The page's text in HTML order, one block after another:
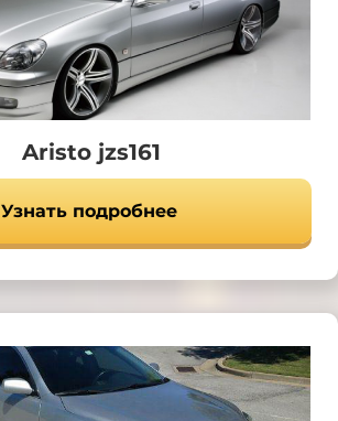
Aristo jzs161
Узнать подробнее